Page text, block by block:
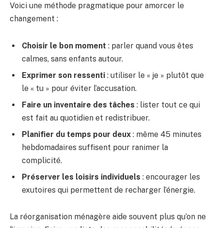
Voici une méthode pragmatique pour amorcer le
changement :
Choisir le bon moment : parler quand vous êtes
calmes, sans enfants autour.
Exprimer son ressenti : utiliser le « je » plutôt que
le « tu » pour éviter l’accusation.
Faire un inventaire des tâches : lister tout ce qui
est fait au quotidien et redistribuer.
Planifier du temps pour deux : même 45 minutes
hebdomadaires suffisent pour ranimer la
complicité.
Préserver les loisirs individuels : encourager les
exutoires qui permettent de recharger l’énergie.
La réorganisation ménagère aide souvent plus qu’on ne